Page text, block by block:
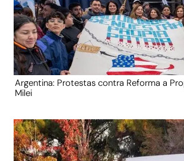
Argentina: Protestas contra Reforma a
Milei